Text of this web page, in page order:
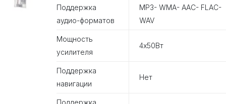
Поддержка
аудио-форматов
MP3- WMA- AAC- FLAC-
WAV
Мощность
усилителя
4х50Вт
Поддержка
навигации
Нет
Поддержка